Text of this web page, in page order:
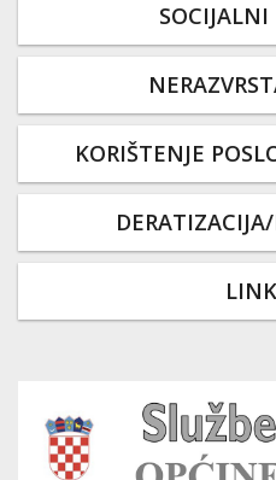
SOCIJALNI
KORIŠTENJE